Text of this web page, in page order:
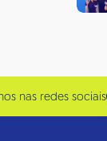
nas redes sociais